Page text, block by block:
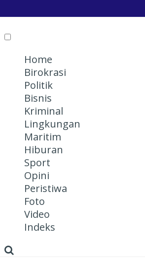
Home
Birokrasi
Politik
Bisnis
Kriminal
Lingkungan
Maritim
Hiburan
Sport
Opini
Peristiwa
Foto
Video
Indeks